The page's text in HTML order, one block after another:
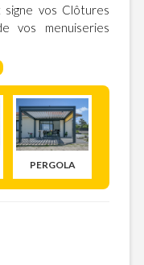
vos Clôtures
vos menuiseries
PERGOLA